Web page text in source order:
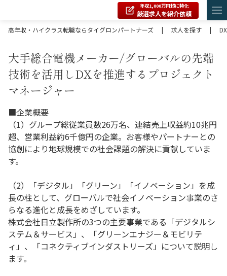
年収1,000万円超に特化
厳選求人を紹介依頼
高年収・ハイクラス転職ならタイグロンパートナーズ
| 求人を探す |
大手総合電機メーカー/グローバルの先端
技術を活用しDXを推進するプロジェクト
マネージャー
■企業概要
（1）グループ総従業員数26万名、連結売上収益約10兆円
超、営業利益約6千億円の企業。お客様やパートナーとの
協創により地球規模での社会課題の解決に貢献していま
す。
（2）「デジタル」「グリーン」「イノベーション」を成
長の柱として、グローバルで社会イノベーション事業のさ
らなる進化と成長をめざしています。
株式会社日立製作所の3つの主要事業である「デジタルシ
ステム＆サービス」、「グリーンエナジー＆モビリテ
ィ」、「コネクティブインダストリーズ」について説明し
ます。